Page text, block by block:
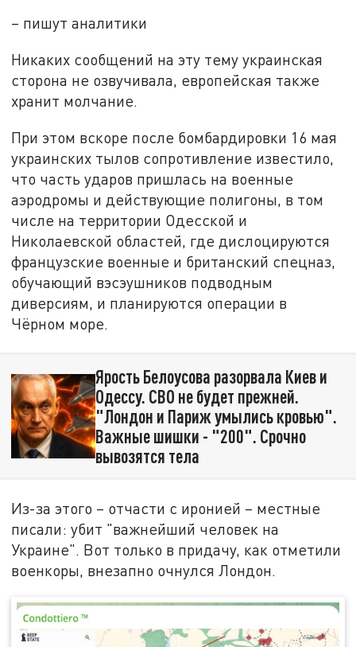
– пишут аналитики
Никаких сообщений на эту тему украинская
сторона не озвучивала, европейская также
хранит молчание.
При этом вскоре после бомбардировки 16 мая
украинских тылов сопротивление известило,
что часть ударов пришлась на военные
аэродромы и действующие полигоны, в том
числе на территории Одесской и
Николаевской областей, где дислоцируются
французские военные и британский спецназ,
обучающий вэсэушников подводным
диверсиям, и планируются операции в
Чёрном море.
Ярость Белоусова разорвала Киев и
Одессу. СВО не будет прежней.
"Лондон и Париж умылись кровью".
Важные шишки - "200". Срочно
вывозятся тела
Из-за этого – отчасти с иронией – местные
писали: убит "важнейший человек на
Украине". Вот только в придачу, как отметили
военкоры, внезапно очнулся Лондон.